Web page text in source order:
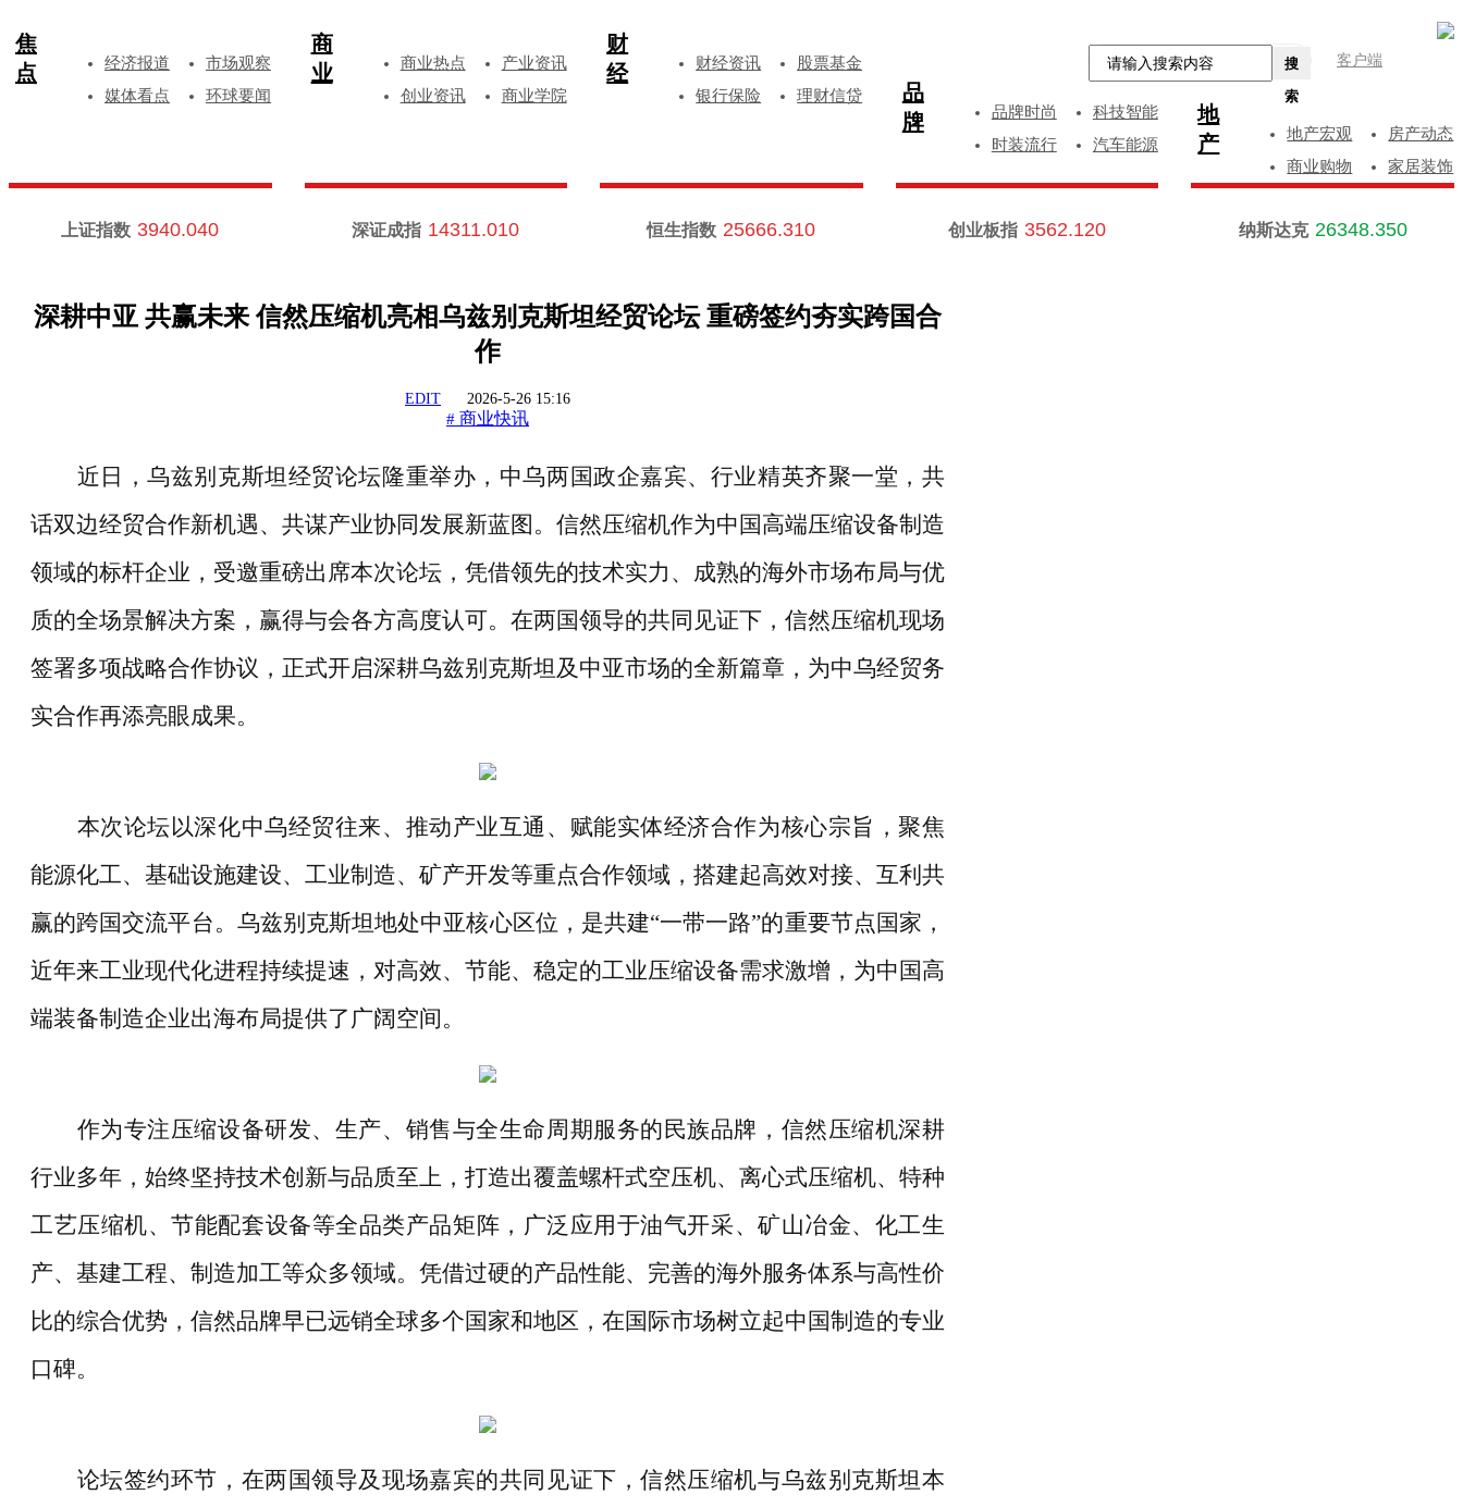
客户端
搜
索
焦
点
经济报道
市场观察
媒体看点
环球要闻
商
业
商业热点
产业资讯
创业资讯
商业学院
财
经
财经资讯
股票基金
银行保险
理财信贷
品
牌
品牌时尚
科技智能
时装流行
汽车能源
地
产
地产宏观
房产动态
商业购物
家居装饰
上证指数 3940.040 深证成指 14311.010 恒生指数 25666.310 创业板指 3562.120 纳斯达克 26348.350
深耕中亚 共赢未来 信然压缩机亮相乌兹别克斯坦经贸论坛 重磅签约夯实跨国合
作
EDIT 2026-5-26 15:16
# 商业快讯
近日，乌兹别克斯坦经贸论坛隆重举办，中乌两国政企嘉宾、行业精英齐聚一堂，共
话双边经贸合作新机遇、共谋产业协同发展新蓝图。信然压缩机作为中国高端压缩设备制造
领域的标杆企业，受邀重磅出席本次论坛，凭借领先的技术实力、成熟的海外市场布局与优
质的全场景解决方案，赢得与会各方高度认可。在两国领导的共同见证下，信然压缩机现场
签署多项战略合作协议，正式开启深耕乌兹别克斯坦及中亚市场的全新篇章，为中乌经贸务
实合作再添亮眼成果。
本次论坛以深化中乌经贸往来、推动产业互通、赋能实体经济合作为核心宗旨，聚焦
能源化工、基础设施建设、工业制造、矿产开发等重点合作领域，搭建起高效对接、互利共
赢的跨国交流平台。乌兹别克斯坦地处中亚核心区位，是共建“一带一路”的重要节点国家，
近年来工业现代化进程持续提速，对高效、节能、稳定的工业压缩设备需求激增，为中国高
端装备制造企业出海布局提供了广阔空间。
作为专注压缩设备研发、生产、销售与全生命周期服务的民族品牌，信然压缩机深耕
行业多年，始终坚持技术创新与品质至上，打造出覆盖螺杆式空压机、离心式压缩机、特种
工艺压缩机、节能配套设备等全品类产品矩阵，广泛应用于油气开采、矿山冶金、化工生
产、基建工程、制造加工等众多领域。凭借过硬的产品性能、完善的海外服务体系与高性价
比的综合优势，信然品牌早已远销全球多个国家和地区，在国际市场树立起中国制造的专业
口碑。
论坛签约环节，在两国领导及现场嘉宾的共同见证下，信然压缩机与乌兹别克斯坦本